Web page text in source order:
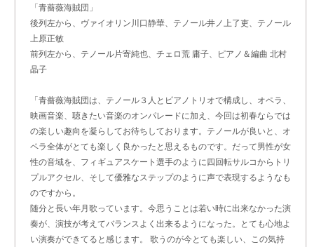
「青薔薇海賊団」
後列左から、ヴァイオリン川口静華、テノール井ノ上了吏、テノール
上原正敏
前列左から、テノール片寄純也、チェロ荒 庸子、ピアノ＆編曲 北村
晶子
「青薔薇海賊団は、テノール３人とピアノトリオで構成し、オペラ、
映画音楽、聴きたい音楽のオンパレードに加え、今回は初春ならでは
の楽しい趣向を凝らしてお待ちしております。テノールが良いと、オ
ペラ全体がとても楽しく良かったと思えるものです。だって男性が女
性の音域を、フィギュアスケート選手のように四回転サルコからトリ
プルアクセル、そして優雅なステップのように声で表現するようなも
のですから。
随分と長い年月歌っています。今思うことは若い時に出来なかった演
奏が、演技が考えてバランスよく出来るようになった。とても心地よ
い演奏ができてると感じます。 歌うのが今とても楽しい、この気持